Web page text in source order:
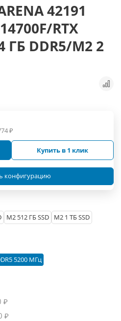
42191
RTX
ГБ DDR5/M2 2
₽
Купить в 1 клик
конфигурацию
M2 512 ГБ SSD
M2 1 ТБ SSD
5200 МГц
₽
₽